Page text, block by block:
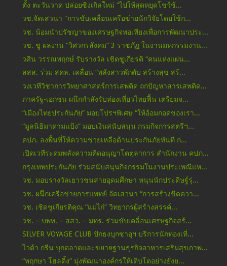
ตั้ง ตะวันวาด ปล่อยซิงเกิลใหม่ “ไปให้สุดหยุดโชว์ช้...
วช.จัดเสวนา "การขับเคลื่อนเครือข่ายนักวิจัยโดยใช้ก...
วช. น้อมนำปรัชญาของเศรษฐกิจพอเพียงเพื่อการพัฒนาประ...
วช. ชู ผลงาน “วิศวกรสังคม” 3 ราชภัฏ ในงานมหกรรมงาน...
วศิน วรรณพฤกษ์ รับรางวัล เชิดชูเกียรติ “คนแห่งแผ่น...
สสส. ร่วม สคล. เคลื่อน “พลังสาวพักตับ สร้างสุข สร้...
วงเวทีวิชาการวิทยาศาสตร์การเสพติด ถกปัญหาสารเสพติด...
ภาครัฐ-เอกชน ผนึกกำลังรับท่องเที่ยวไทยฟื้น เตรียมจ...
“เมืองไทยประกันภัย” มอบโปรฯพิเศษ “ให้อ้อมกอดของเรา...
“มูลนิธิมาดามแป้ง” มอบเงินสนับสนุน กรมกิจการสตรีฯ...
คปภ. ลงพื้นที่ให้ความช่วยเหลือด้านประกันภัยทันที ก...
เปิดเวทีระดมพลังความคิดอนุญาโตตุลาการ สำนักงาน คปภ...
กรุงเทพประกันภัย ร่วมสนับสนุนกิจกรรมในงานประเพณีแห...
วช. มอบรางวัลเยาวชนสายอุดมศึกษา หนุนนักประดิษฐ์รุ่...
วช. ผนึกเครือข่ายการแพทย์ จัดเสวนา “การสร้างขีดควา...
วช. เชิดชูเกียรติคุณ “แม่ไก่” วิทยากรผู้สร้างสรรค์...
วช. – บพท. – สสว. – มทร. ร่วมขับเคลื่อนเศรษฐกิจสร้...
SILVER VOYAGE CLUB ปักธงบุกซาอุฯ บริการนักท่องเที่...
ไวต้า กรีน บุกตลาดและขยายฐานธุรกิจอาหารเสริมสุขภาพ...
“พฤกษา โฮลดิ้ง” มุ่งพัฒนาองค์กรให้เติบโตอย่างยั่งย...